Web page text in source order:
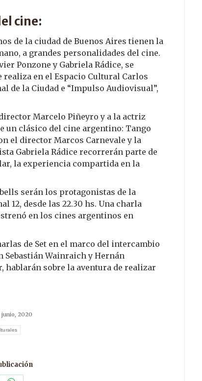
cine:
de la ciudad de Buenos Aires tienen la
a grandes personalidades del cine.
Ponzone y Gabriela Rádice, se
en el Espacio Cultural Carlos
de la Ciudad e “Impulso Audiovisual”,
Marcelo Piñeyro y a la actriz
un clásico del cine argentino: Tango
el director Marcos Carnevale y la
Gabriela Rádice recorrerán parte de
la experiencia compartida en la
serán los protagonistas de la
12, desde las 22.30 hs. Una charla
en los cines argentinos en
de Set en el marco del intercambio
Wainraich y Hernán
hablarán sobre la aventura de realizar
junio, 2020